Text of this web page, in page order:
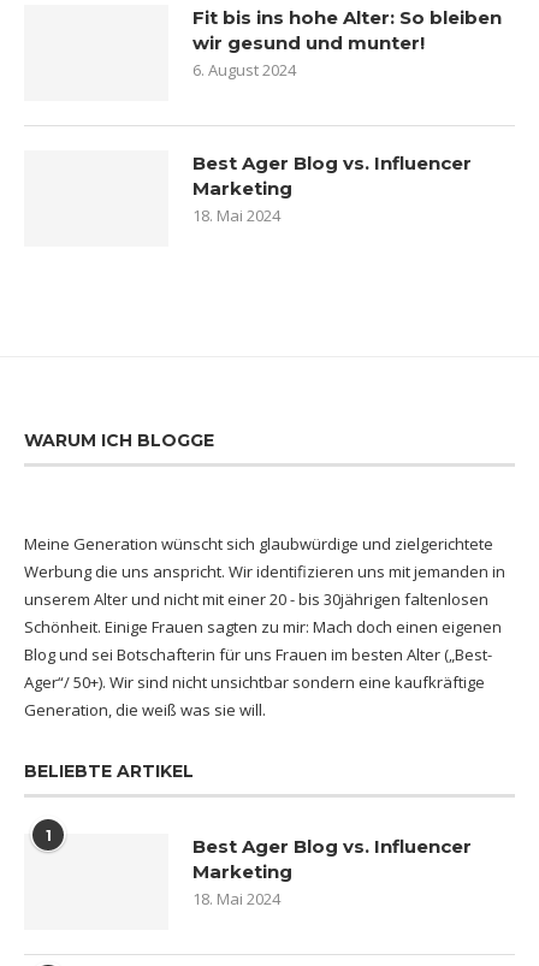
Fit bis ins hohe Alter: So bleiben
wir gesund und munter!
6. August 2024
Best Ager Blog vs. Influencer
Marketing
18. Mai 2024
WARUM ICH BLOGGE
Meine Generation wünscht sich glaubwürdige und zielgerichtete
Werbung die uns anspricht. Wir identifizieren uns mit jemanden in
unserem Alter und nicht mit einer 20 - bis 30jährigen faltenlosen
Schönheit. Einige Frauen sagten zu mir: Mach doch einen eigenen
Blog und sei Botschafterin für uns Frauen im besten Alter („Best-
Ager“/ 50+). Wir sind nicht unsichtbar sondern eine kaufkräftige
Generation, die weiß was sie will.
BELIEBTE ARTIKEL
1
Best Ager Blog vs. Influencer
Marketing
18. Mai 2024